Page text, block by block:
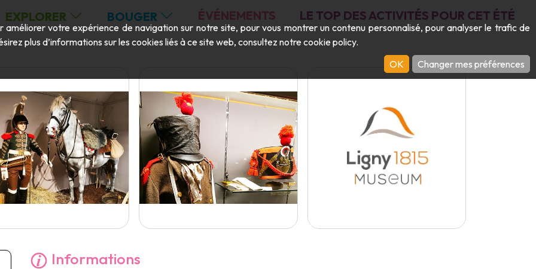
EXPLORER BOUGER ÉVÉNEMENTS LE TOP DES ACTIVITÉS POUR CET ÉTÉ
Informations
améliorer votre expérience de navigation sur notre site, pour vous montrer un contenu personnalisé, pour analyser le trafic de
plus d’informations sur les cookies liés à ce site web, consultez notrecookie policy.
OK
Changer mes préférences